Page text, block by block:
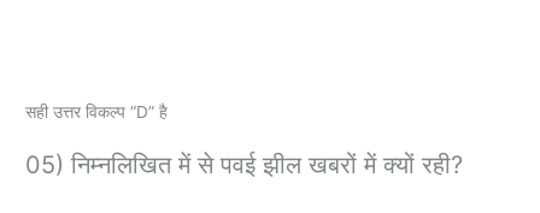
सही उत्तर विकल्प “D” है
05) निम्नलिखित में से पवई झील खबरों में क्यों रही?